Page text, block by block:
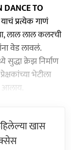
DANCE TO
प्रत्येक गाणं
लाल लाल कलरची
वेड लावलं.
सुद्धा क्रेझ निर्माण
भेटीला
आलाय.
खास